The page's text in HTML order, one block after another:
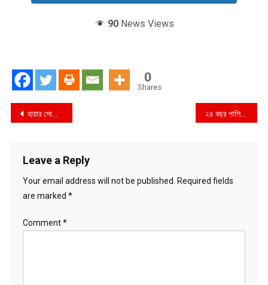
90News Views
0
Shares
Post
হায়ার সোসাইটি তরুণীদের সর্বনাশের অপর নাম ভয়ংকর নতুন মাদক চেতনা নাশক ইনজেকন কেটামিন! ২৪ বছর পালিয়ে থাকা যাবতজীবন সাজাপ্রাপ্ত আসামিকে গ্রেপ্তার করেছে র‍্যাব
Leave a Reply
Your email address will not be published. Required fields
are marked *
Comment*